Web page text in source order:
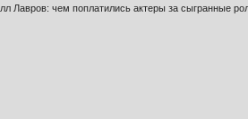
Лавров: чем поплатились актеры за сыгранные